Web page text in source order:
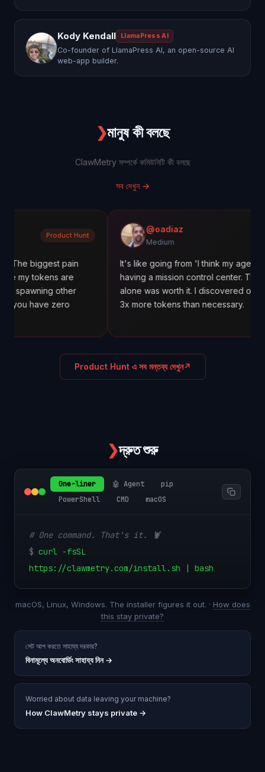
Kody Kendall LlamaPress AI
Co-founder of LlamaPress AI, an open-source AI
web-app builder.
❯মানুষ কী বলছে
ClawMetry সম্পর্কে কমিউনিটি কী বলছে
সব দেখুন→
Product Hunt
pain
are
other
zero
@oadiaz
Medium
It's like going from 'I think my agents are
having a mission control center. The cost
alone was worth it. I discovered one agent was
3x more tokens than necessary.
Product Hunt এ সব মন্তব্য দেখুন↗
❯দ্রুত শুরু
One-liner 🤖 Agent
pip
PowerShell
CMD macOS
# One command. That's it. 🦞
$ curl -fsSL
https://clawmetry.com/install.sh | bash
macOS, Linux, Windows. The installer figures it out. · How does
this stay private?
সেট আপ করতে সাহায্য দরকার?
বিনামূল্যে অনবোর্ডিং সাহায্য নিন→
Worried about data leaving your machine?
How ClawMetry stays private →